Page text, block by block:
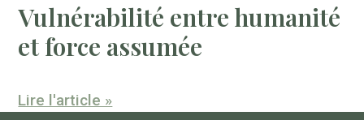
Vulnérabilité entre humanité
et force assumée
Lire l'article »